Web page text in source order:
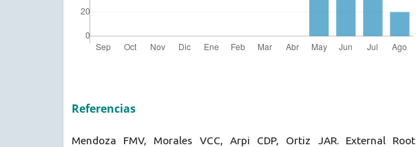
Referencias
Mendoza FMV, Morales VCC, Arpi CDP, Ortiz JAR. External Root